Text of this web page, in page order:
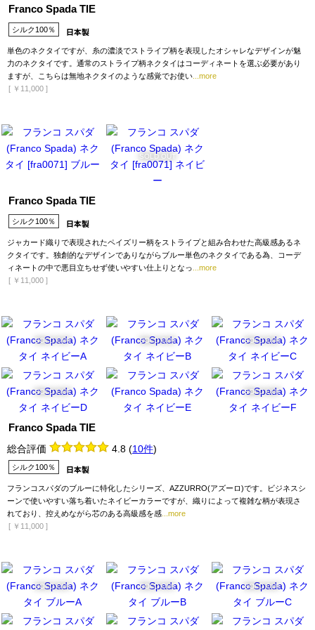
Franco Spada TIE
シルク100％
単色のネクタイですが、糸の濃淡でストライプ柄を表現したオシャレなデザインが魅
力のネクタイです。通常のストライプ柄ネクタイはコーディネートを選ぶ必要があり
ますが、こちらは無地ネクタイのような感覚でお使い ...more
[ ￥11,000 ]
SOLD OUT
Franco Spada TIE
シルク100％
ジャカード織りで表現されたペイズリー柄をストライプと組み合わせた高級感あるネ
クタイです。独創的なデザインでありながらブルー単色のネクタイである為、コーデ
ィネートの中で悪目立ちせず使いやすい仕上りとなっ ...more
[ ￥11,000 ]
SOLD OUT SOLD OUT SOLD OUT
SOLD OUT SOLD OUT
Franco Spada TIE
総合評価 4.8 (10件)
シルク100％
フランコスパダのブルーに特化したシリーズ、AZZURRO(アズーロ)です。ビジネスシ
ーンで使いやすい落ち着いたネイビーカラーですが、織りによって複雑な柄が表現さ
れており、控えめながら芯のある高級感を感 ...more
[ ￥11,000 ]
SOLD OUT SOLD OUT SOLD OUT